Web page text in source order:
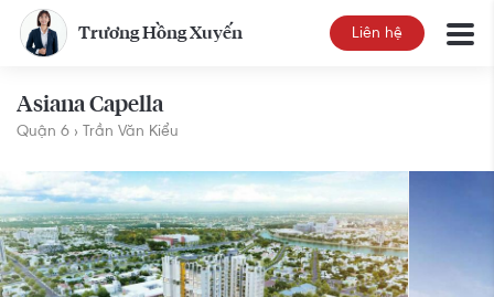
Trương Hồng Xuyến Liên hệ
Asiana Capella
Quận 6 Trần Văn Kiểu
triệu/m²